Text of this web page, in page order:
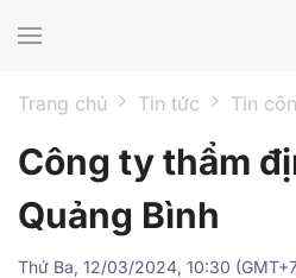
Trang chủ Tin tức Tin
Công ty thẩm
Quảng Bình
Thứ Ba, 12/03/2024, 10:30